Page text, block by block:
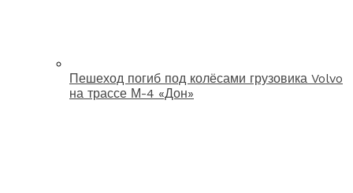
Пешеход погиб под колёсами грузовика Volvo
на трассе М-4 «Дон»